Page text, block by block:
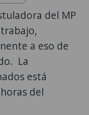
del MP
a eso de
La
está
del